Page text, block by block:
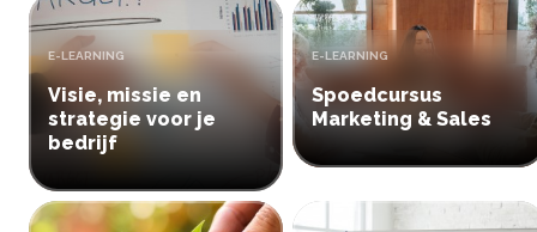
Visie, missie en
strategie voor je
bedrijf
TYPE:
E-LEARNING
Spoedcursus
Marketing & Sales
TYPE:
E-LEARNING